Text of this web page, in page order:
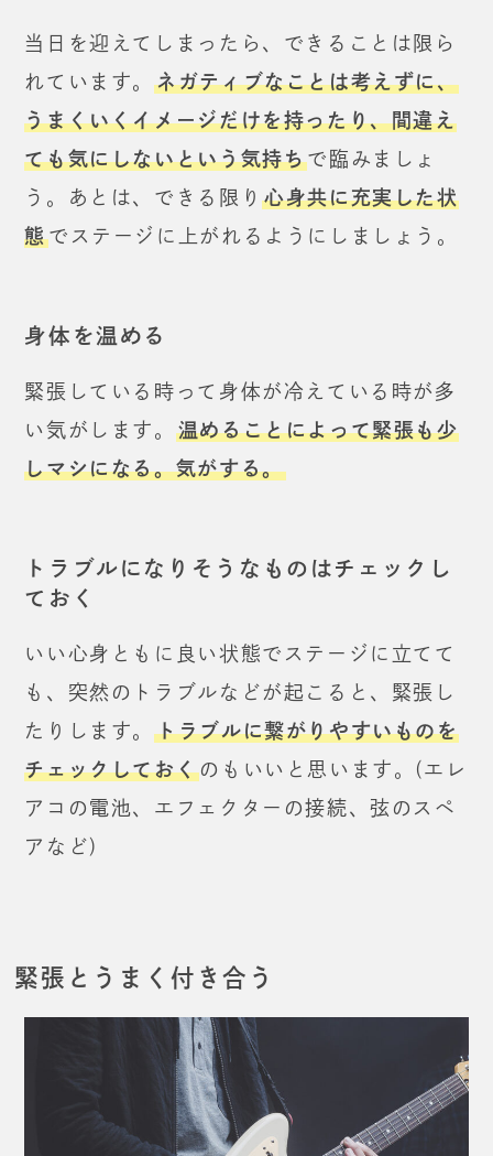
当日を迎えてしまったら、できることは限ら
れています。ネガティブなことは考えずに、
うまくいくイメージだけを持ったり、間違え
ても気にしないという気持ちで臨みましょ
う。
あとは、できる限り心身共に充実した状
態でステージに 上がれるようにしましょう。
身体を温める
緊張している時って身体が冷えている時が多
い気がします。
温めることによって緊張も少
しマシになる。気がする。
トラブルになりそうなものはチェックし
ておく
いい心身ともに良い状態でステージに立てて
も、 突然のトラブルなどが起こると、緊張し
たりします。トラブルに繋がりやすいものを
チェックしておく のもいいと思います。 (エレ
アコの電池、エフェクターの接続、弦のスペ
アなど)
緊張とうまく付き合う